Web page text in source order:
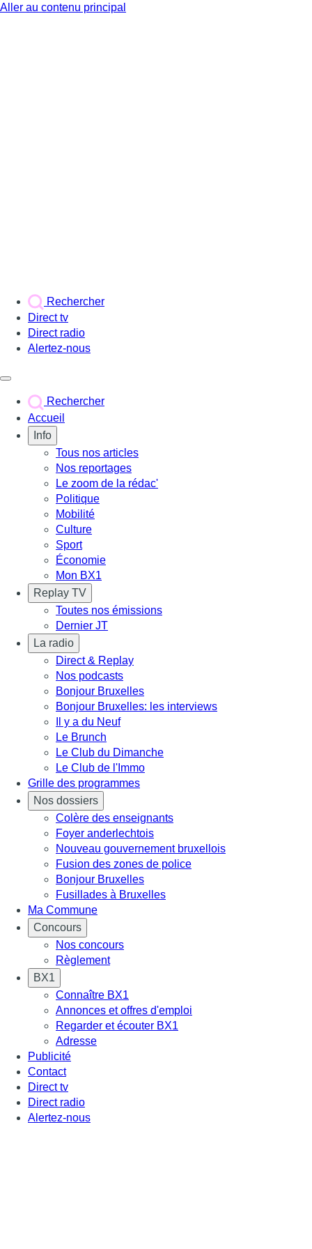
Aller au contenu principal
Rechercher
Direct tv
Direct radio
Alertez-nous
Rechercher
Accueil
Info
Tous nos articles
Nos reportages
Le zoom de la rédac'
Politique
Mobilité
Culture
Sport
Économie
Mon BX1
Replay TV
Toutes nos émissions
Dernier JT
La radio
Direct & Replay
Nos podcasts
Bonjour Bruxelles
Bonjour Bruxelles: les interviews
Il y a du Neuf
Le Brunch
Le Club du Dimanche
Le Club de l'Immo
Grille des programmes
Nos dossiers
Colère des enseignants
Foyer anderlechtois
Nouveau gouvernement bruxellois
Fusion des zones de police
Bonjour Bruxelles
Fusillades à Bruxelles
Ma Commune
Concours
Nos concours
Règlement
BX1
Connaître BX1
Annonces et offres d'emploi
Regarder et écouter BX1
Adresse
Publicité
Contact
Direct tv
Direct radio
Alertez-nous